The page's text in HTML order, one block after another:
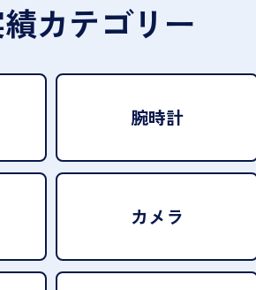
カテゴリー
腕時計
カメラ